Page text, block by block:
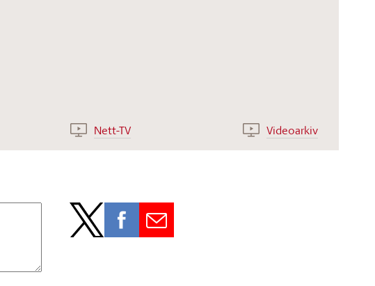
Nett-TV Videoarkiv